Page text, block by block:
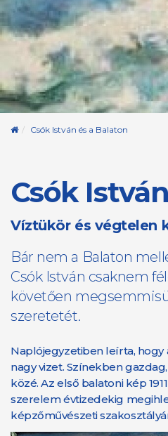
Kezdőoldal
Csók István és a Balaton
Csók
​Víztükör és végtelen
Bár nem a Balaton
Csók István csaknem
követően
szeretetét.
Naplójegyzetiben leírta, hogy
nagy vizet. Színekben
közé. Az első balatoni kép
szerelem évtizedekig
képzőművészeti